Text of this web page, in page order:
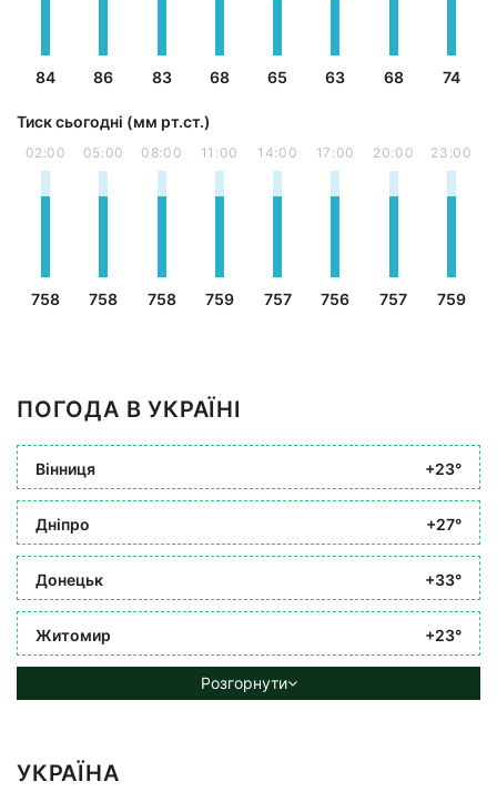
84 86 83 68 65 63 68 74
Тиск сьогодні (мм рт.ст.)
02:00
758
05:00
758
08:00
758
11:00
759
14:00
757
17:00
756
20:00
757
23:00
759
ПОГОДА В УКРАЇНІ
Вінниця +23°
Дніпро +27°
Донецьк +33°
Житомир +23°
Розгорнути
УКРАЇНА